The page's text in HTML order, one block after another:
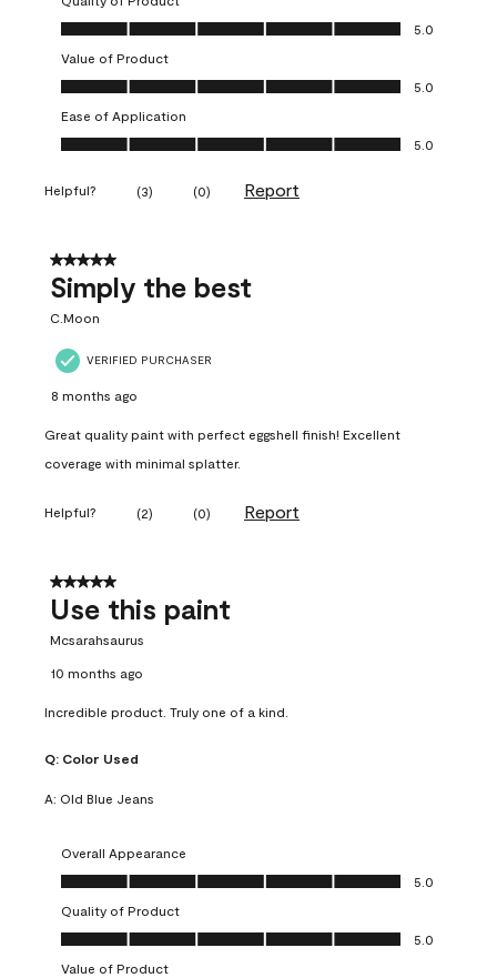
Quality of Product, 5.0 out of 5
5.0
Value of Product
Value of Product, 5.0 out of 5
5.0
Ease of Application
Ease of Application, 5.0 out of 5
5.0
Helpful? (3) (0) Report
5 out of 5 stars.
Simply the best
C.Moon
VERIFIED PURCHASER
8 months ago
Great quality paint with perfect eggshell finish! Excellent
coverage with minimal splatter.
Helpful? (2) (0) Report
5 out of 5 stars.
Use this paint
Mcsarahsaurus
10 months ago
Incredible product. Truly one of a kind.
Q: Color Used
A: Old Blue Jeans
Overall Appearance
Overall Appearance, 5.0 out of 5
5.0
Quality of Product
Quality of Product, 5.0 out of 5
5.0
Value of Product